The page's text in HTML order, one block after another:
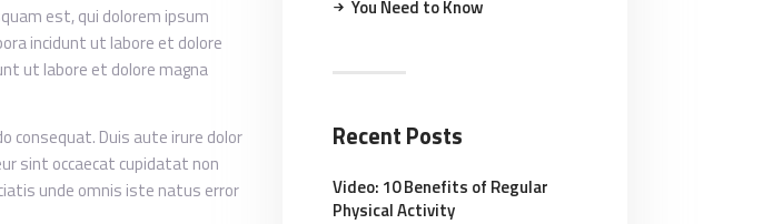
est, qui dolorem ipsum
incidunt ut labore et dolore
ut labore et dolore magna
consequat. Duis aute irure dolor
sint occaecat cupidatat non
unde omnis iste natus error
You Need to Know
Recent Posts
Video: 10 Benefits of Regular
Physical Activity